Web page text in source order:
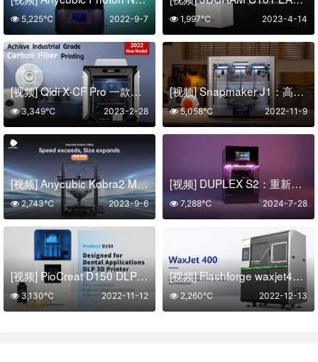
2022-9-7
5,225℃ 2023-4-14
1,997℃
[视频] Qidi X-CF Pro 一款专为打印碳纤维和尼龙而设计工业级FFF 3D打印机
2023-2-28
3,349℃
[视频] Snapmaker J1：高速独立双挤出3D打印机
2022-11-9
5,058℃
[视频] Anycubic Kobra2 Max：高速巨舰 88L打印体积 智能且易用
2023-9-6
2,743℃
[视频] DUPLEX S2：重新定义树脂3D打印机
2024-7-28
7,288℃
[视频] PioCreat D150 DLP 牙科 光固化3D打印机
2022-11-12
3,130℃
[视频] Flashforge waxjet400 大尺寸多喷嘴喷蜡3D打印机
2022-12-13
2,260℃